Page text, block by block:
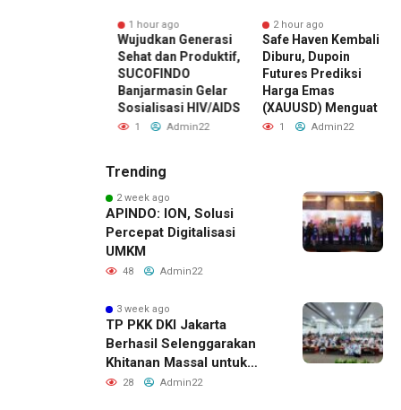
1 hour ago
Wujudkan Generasi
Sehat dan Produktif,
SUCOFINDO
Banjarmasin Gelar
Sosialisasi HIV/AIDS
1 Admin22
2 hour ago
Safe Haven Kembali
Diburu, Dupoin
Futures Prediksi
Harga Emas
(XAUUSD) Menguat
1 Admin22
Trending
2 week ago
APINDO: ION, Solusi
Percepat Digitalisasi
UMKM
48 Admin22
3 week ago
TP PKK DKI Jakarta
Berhasil Selenggarakan
Khitanan Massal untuk
Lebih dari 2.000 Anak:
28 Admin22